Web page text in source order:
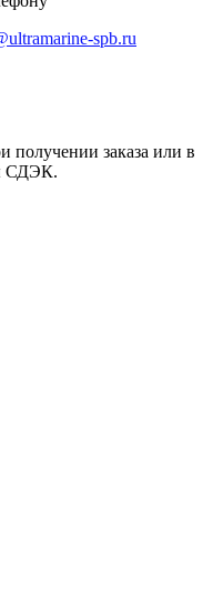
spb.ru
получении заказа или в
СДЭК.